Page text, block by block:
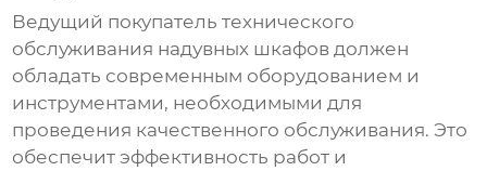
Ведущий покупатель технического
обслуживания надувных шкафов должен
обладать современным оборудованием и
инструментами, необходимыми для
проведения качественного обслуживания. Это
обеспечит эффективность работ и